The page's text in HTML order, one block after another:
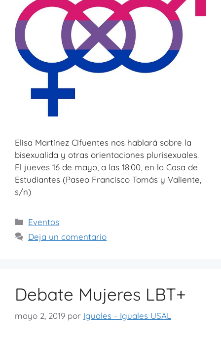
Elisa Martínez Cifuentes nos hablará sobre la
bisexualida y otras orientaciones plurisexuales.
El jueves 16 de mayo, a las 18:00, en la Casa de
Estudiantes (Paseo Francisco Tomás y Valiente,
s/n)
Eventos
Deja un comentario
Debate Mujeres LBT+
mayo 2, 2019 por Iguales - Iguales USAL